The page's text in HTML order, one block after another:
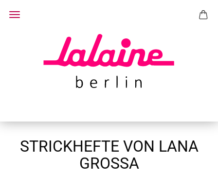
STRICKHEFTE VON LANA
GROSSA